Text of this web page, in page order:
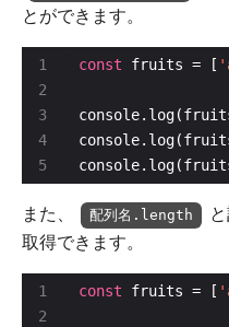
とができます。
3
4
5
const fruits = [
また、 配列名.length
取得できます。
const fruits = [